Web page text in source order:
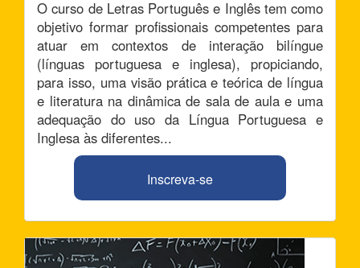
O curso de Letras Português e Inglês tem como
objetivo formar profissionais competentes para
atuar em contextos de interação bilíngue
(línguas portuguesa e inglesa), propiciando,
para isso, uma visão prática e teórica de língua
e literatura na dinâmica de sala de aula e uma
adequação do uso da Língua Portuguesa e
Inglesa às diferentes...
Inscreva-se